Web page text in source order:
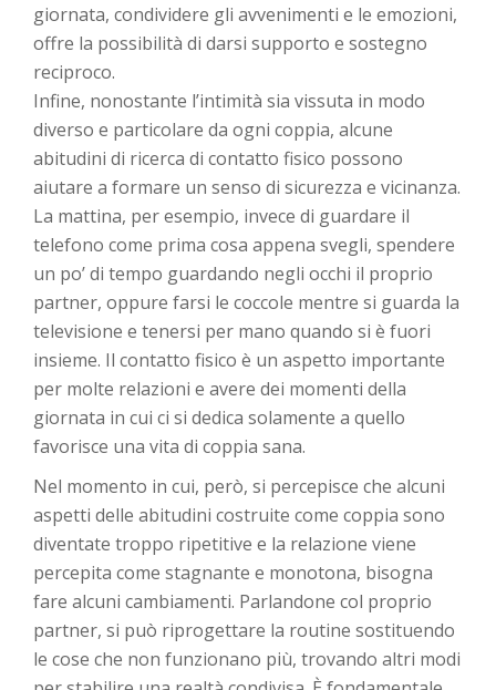
giornata, condividere gli avvenimenti e le emozioni,
offre la possibilità di darsi supporto e sostegno
reciproco.
Infine, nonostante l’intimità sia vissuta in modo
diverso e particolare da ogni coppia, alcune
abitudini di ricerca di contatto fisico possono
aiutare a formare un senso di sicurezza e vicinanza.
La mattina, per esempio, invece di guardare il
telefono come prima cosa appena svegli, spendere
un po’ di tempo guardando negli occhi il proprio
partner, oppure farsi le coccole mentre si guarda la
televisione e tenersi per mano quando si è fuori
insieme. Il contatto fisico è un aspetto importante
per molte relazioni e avere dei momenti della
giornata in cui ci si dedica solamente a quello
favorisce una vita di coppia sana.
Nel momento in cui, però, si percepisce che alcuni
aspetti delle abitudini costruite come coppia sono
diventate troppo ripetitive e la relazione viene
percepita come stagnante e monotona, bisogna
fare alcuni cambiamenti. Parlandone col proprio
partner, si può riprogettare la routine sostituendo
le cose che non funzionano più, trovando altri modi